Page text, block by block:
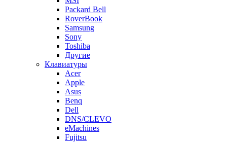
Packard Bell
RoverBook
Samsung
Sony
Toshiba
Другие
Клавиатуры
Acer
Apple
Asus
Benq
Dell
DNS/CLEVO
eMachines
Fujitsu